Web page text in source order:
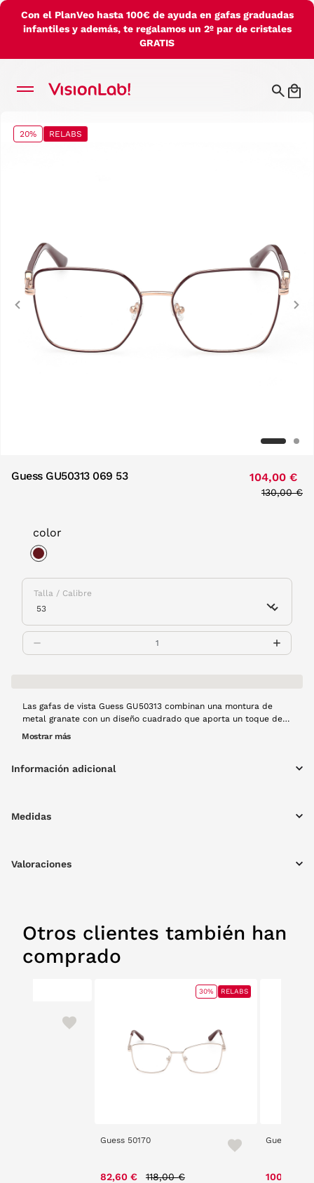
Con el PlanVeo hasta 100€ de ayuda en gafas graduadas
infantiles y además, te regalamos un 2º par de cristales
GRATIS
20% RELABS
Previous
Guess GU50313 069 53 104,00 €
Price
130,00 €
color
Talla / Calibre
Las gafas de vista Guess GU50313 combinan una montura de
metal granate con un diseño cuadrado que aporta un toque de
elegancia moderna. Su construcción ligera y estable garantiza
refleja un estilo sofisticado sin sacrificar la funcionalidad.
Mostrar más
Información adicional
Medidas
Valoraciones
Otros clientes también han
comprado
Guess 50170
82,60 € 118,00 €
30% RELABS
Guess
100,00 €